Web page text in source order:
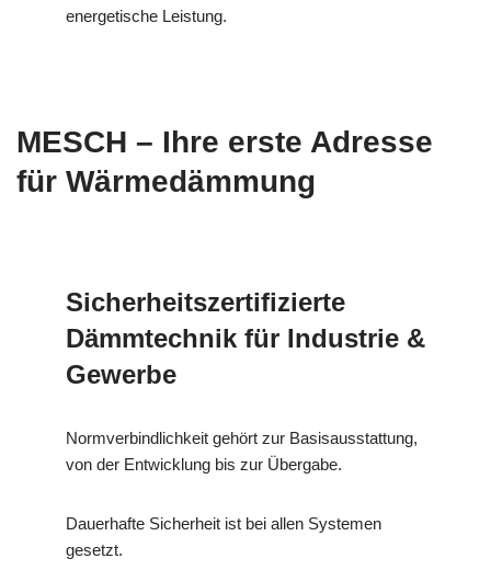
energetische Leistung.
MESCH – Ihre erste Adresse
für Wärmedämmung
Sicherheitszertifizierte
Dämmtechnik für Industrie &
Gewerbe
Normverbindlichkeit gehört zur Basisausstattung,
von der Entwicklung bis zur Übergabe.
Dauerhafte Sicherheit ist bei allen Systemen
gesetzt.